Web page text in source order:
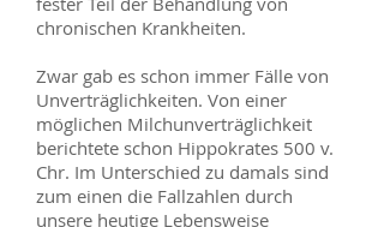
chronischen Krankheiten.
Zwar gab es schon immer Fälle von
Unverträglichkeiten. Von einer
möglichen Milchunverträglichkeit
berichtete schon Hippokrates 500 v.
Chr. Im Unterschied zu damals sind
zum einen die Fallzahlen durch
unsere heutige Lebensweise